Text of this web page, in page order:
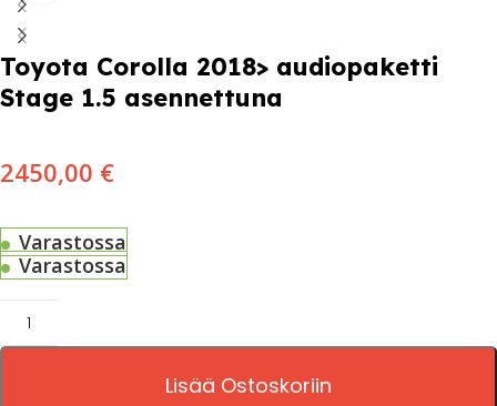
Toyota Corolla 2018> audiopaketti
Stage 1.5 asennettuna
2450,00 €
Varastossa
Varastossa
Lisää Ostoskoriin